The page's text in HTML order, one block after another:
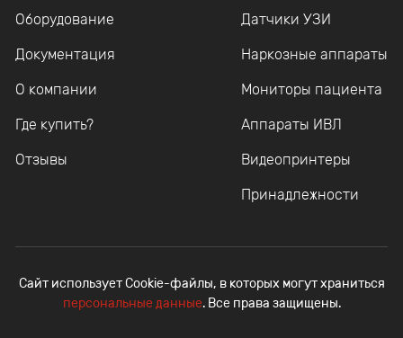
Оборудование
Документация
О компании
Где купить?
Отзывы
Датчики УЗИ
Наркозные аппараты
Мониторы пациента
Аппараты ИВЛ
Видеопринтеры
Принадлежности
Сайт использует Cookie-файлы, в которых могут храниться
персональные данные. Все права защищены.